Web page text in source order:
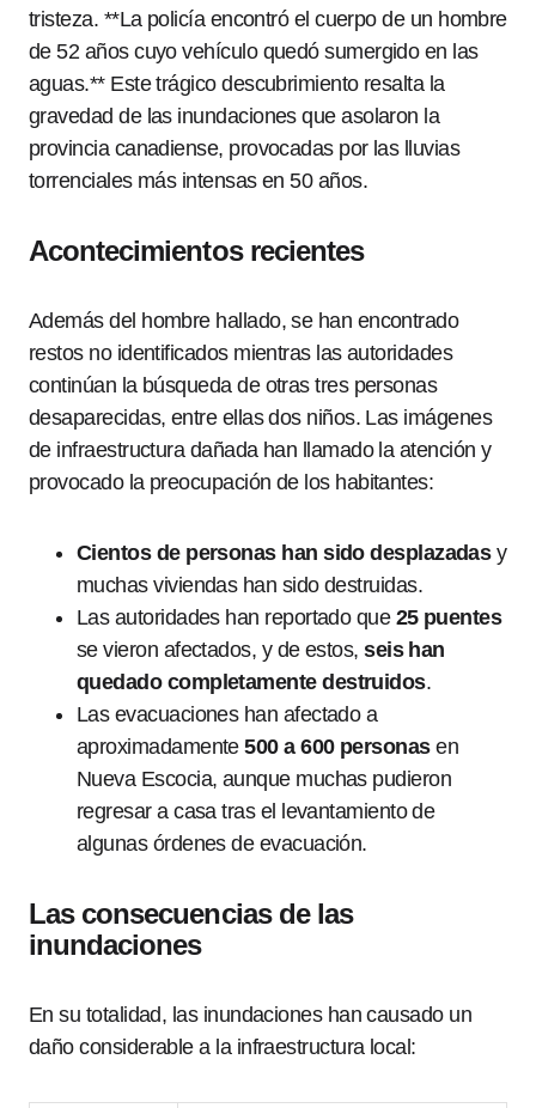
tristeza. **La policía encontró el cuerpo de un hombre
de 52 años cuyo vehículo quedó sumergido en las
aguas.** Este trágico descubrimiento resalta la
gravedad de las inundaciones que asolaron la
provincia canadiense, provocadas por las lluvias
torrenciales más intensas en 50 años.
Acontecimientos recientes
Además del hombre hallado, se han encontrado
restos no identificados mientras las autoridades
continúan la búsqueda de otras tres personas
desaparecidas, entre ellas dos niños. Las imágenes
de infraestructura dañada han llamado la atención y
provocado la preocupación de los habitantes:
Cientos de personas han sido desplazadasy
muchas viviendas han sido destruidas.
Las autoridades han reportado que 25 puentes
se vieron afectados, y de estos,seis han
quedado completamente destruidos.
Las evacuaciones han afectado a
aproximadamente500 a 600 personasen
Nueva Escocia, aunque muchas pudieron
regresar a casa tras el levantamiento de
algunas órdenes de evacuación.
Las consecuencias de las
inundaciones
En su totalidad, las inundaciones han causado un
daño considerable a la infraestructura local: